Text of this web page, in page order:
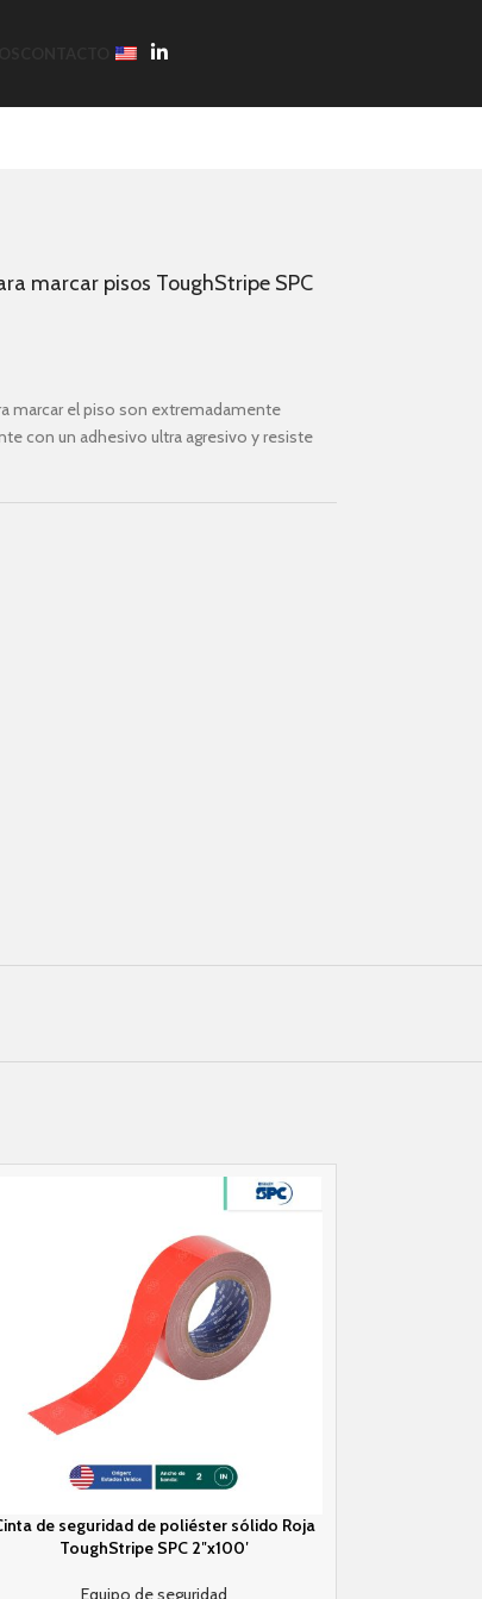
marcar pisos ToughStripe SPC
marcar el piso son extremadamente
con un adhesivo ultra agresivo y resiste
de seguridad de poliéster sólido Roja
ToughStripe SPC 2″x100′
Equipo de seguridad